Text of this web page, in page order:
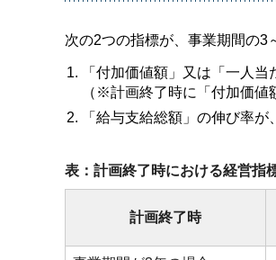
次の2つの指標が、事業期間の3
「付加価値額」又は「一人
（※計画終了時に「付加価値
「給与支給総額」の伸び率が
表：計画終了時における経営指
計画終了時